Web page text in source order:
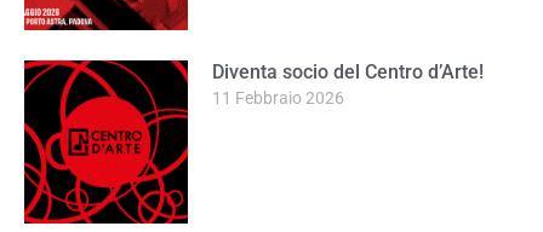
Diventa socio del Centro d’Arte!
11 Febbraio 2026